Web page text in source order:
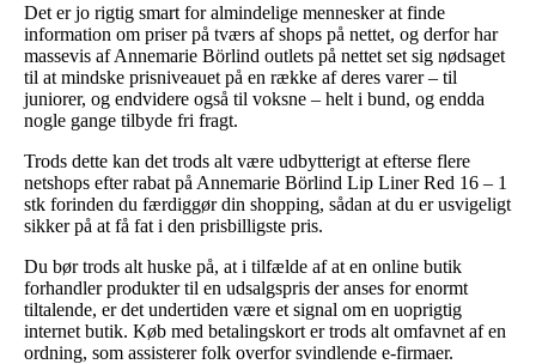
Det er jo rigtig smart for almindelige mennesker at finde
information om priser på tværs af shops på nettet, og derfor har
massevis af Annemarie Börlind outlets på nettet set sig nødsaget
til at mindske prisniveauet på en række af deres varer – til
juniorer, og endvidere også til voksne – helt i bund, og endda
nogle gange tilbyde fri fragt.
Trods dette kan det trods alt være udbytterigt at efterse flere
netshops efter rabat på Annemarie Börlind Lip Liner Red 16 – 1
stk forinden du færdiggør din shopping, sådan at du er usvigeligt
sikker på at få fat i den prisbilligste pris.
Du bør trods alt huske på, at i tilfælde af at en online butik
forhandler produkter til en udsalgspris der anses for enormt
tiltalende, er det undertiden være et signal om en uoprigtig
internet butik. Køb med betalingskort er trods alt omfavnet af en
ordning, som assisterer folk overfor svindlende e-firmaer.